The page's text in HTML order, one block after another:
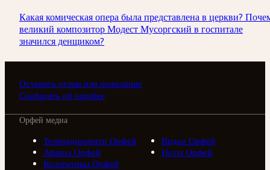
Какая комическая опера была представлена в церкви?
великий композитор Модест Мусоргский в госпитале
значился денщиком?
Оставить отзыв или пожелание
Сообщить об ошибке
Орфей медиа
Телерадиоцентр Орфей
Видео Орфей
Афиша Орфей
Ноты Орфей
Коллективы Орфей